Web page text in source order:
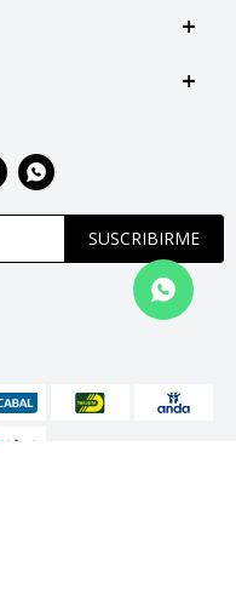
SUSCRIBIRME
